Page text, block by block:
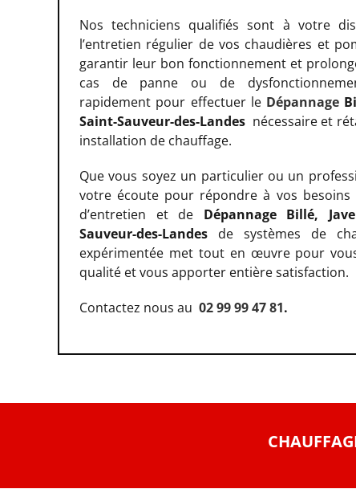
Nos techniciens qualifiés sont à votre
l’entretien régulier de vos chaudières et
garantir leur bon fonctionnement et
cas de panne ou de
rapidement pour effectuer le Dépannage
Saint-Sauveur-des-Landes nécessaire et
installation de chauffage.
Que vous soyez un particulier ou un
votre écoute pour répondre à vos besoins
d’entretien et de Dépannage Billé,
Sauveur-des-Landes de systèmes de
expérimentée met tout en œuvre pour
qualité et vous apporter entière satisfaction.
Contactez nous au 02 99 99 47 81.